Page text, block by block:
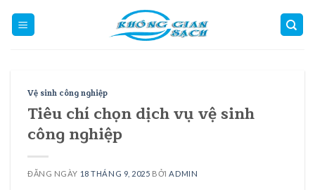
Vệ sinh công nghiệp
Tiêu chí chọn dịch vụ vệ sinh
công nghiệp
ĐĂNG NGÀY 18 THÁNG 9, 2025 BỞI ADMIN